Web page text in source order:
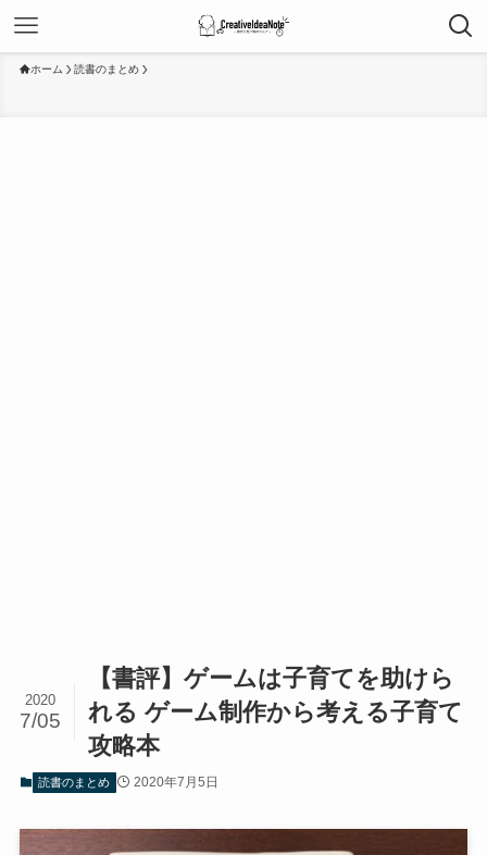
ホーム 読書のまとめ
【書評】ゲームは子育てを助けら
れる ゲーム制作から考える子育て
攻略本
2020
7/05
読書のまとめ 2020年7月5日